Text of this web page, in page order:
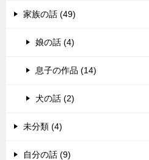
家族の話 (49)
娘の話 (4)
息子の作品 (14)
犬の話 (2)
未分類 (4)
自分の話 (9)